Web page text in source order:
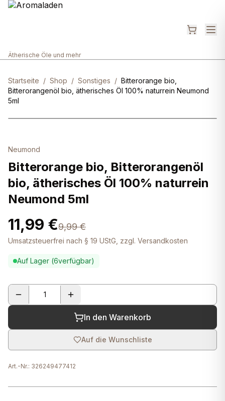
Ätherische Öle und mehr
Startseite / Shop / Sonstiges / Bitterorange bio,
Bitterorangenöl bio, ätherisches Öl 100% naturrein Neumond
5ml
Neumond
Bitterorange bio, Bitterorangenöl
bio, ätherisches Öl 100% naturrein
Neumond 5ml
11,99 €9,99 €
Umsatzsteuerfrei nach § 19 UStG, zzgl. Versandkosten
Auf Lager (6verfügbar)
In den Warenkorb
Auf die Wunschliste
Art.-Nr.: 326249477412